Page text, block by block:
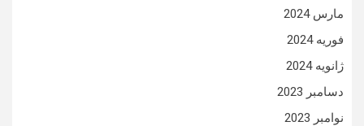
مارس 2024
فوریه 2024
ژانویه 2024
دسامبر 2023
نوامبر 2023